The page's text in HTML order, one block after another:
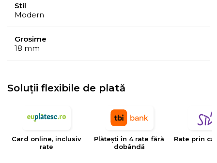
Stil
Modern
Grosime
18 mm
Soluții flexibile de plată
Card online, inclusiv
rate
Plătești în 4 rate fără
dobândă
Rate prin